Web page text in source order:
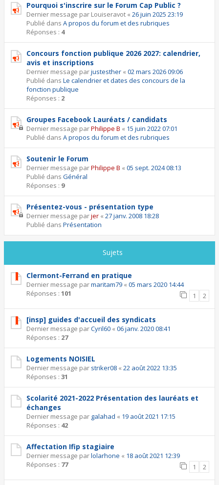
Pourquoi s'inscrire sur le Forum Cap Public ?
Dernier message par Louiseravot « 26 juin 2025 23:19
Publié dans A propos du forum et des rubriques
Réponses : 4
Concours fonction publique 2026 2027: calendrier,
avis et inscriptions
Dernier message parjustesther « 02 mars 2026 09:06
Publié dans Le calendrier et dates des concours de la
fonction publique
Réponses : 2
Groupes Facebook Lauréats / candidats
Dernier message parPhilippe B « 15 juin 2022 07:01
Publié dans A propos du forum et des rubriques
Soutenir le Forum
Dernier message parPhilippe B « 05 sept. 2024 08:13
Publié dans Général
Réponses : 9
Présentez-vous - présentation type
Dernier message parjer « 27 janv. 2008 18:28
Publié dans Présentation
Sujets
Clermont-Ferrand en pratique
Dernier message parmaritam79 « 05 mars 2020 14:44
Réponses : 101 1 2
[insp] guides d'accueil des syndicats
Dernier message parCyril60 « 06 janv. 2020 08:41
Réponses : 27
Logements NOISIEL
Dernier message par striker08 « 22 août 2022 13:35
Réponses : 31
Scolarité 2021-2022 Présentation des lauréats et
échanges
Dernier message par galahad « 19 août 2021 17:15
Réponses : 42
Affectation Ifip stagiaire
Dernier message parlolarhone « 18 août 2021 12:39
Réponses : 77 1 2